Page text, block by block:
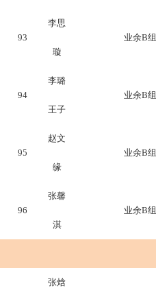
93
李思
璇
业余B组
94
李璐
王子
业余B组
95
赵文
缘
业余B组
96
张馨
淇
业余B组
张焓